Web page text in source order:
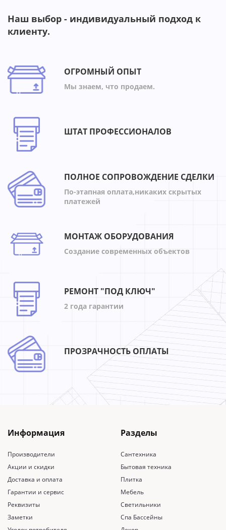
Наш выбор - индивидуальный подход к
клиенту.
ОГРОМНЫЙ ОПЫТ
Мы знаем, что продаем.
ШТАТ ПРОФЕССИОНАЛОВ
ПОЛНОЕ СОПРОВОЖДЕНИЕ СДЕЛКИ
По-этапная оплата,никаких скрытых
платежей
МОНТАЖ ОБОРУДОВАНИЯ
Создание современных объектов
РЕМОНТ "ПОД КЛЮЧ"
2 года гарантии
ПРОЗРАЧНОСТЬ ОПЛАТЫ
Информация
Производители
Акции и скидки
Доставка и оплата
Гарантии и сервис
Реквизиты
Заметки
Разделы
Сантехника
Бытовая техника
Плитка
Мебель
Светильники
Спа Бассейны